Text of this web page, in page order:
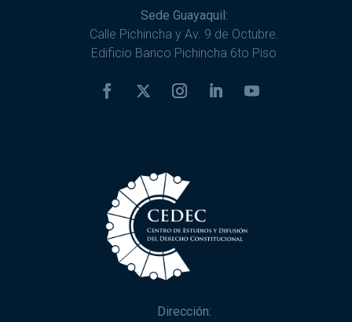
Sede Guayaquil:
Calle Pichincha y Av. 9 de Octubre.
Edificio Banco Pichincha 6to Piso
Dirección: